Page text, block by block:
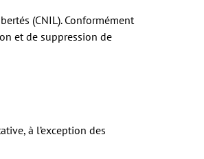
(CNIL). Conformément
et de suppression de
à l’exception des